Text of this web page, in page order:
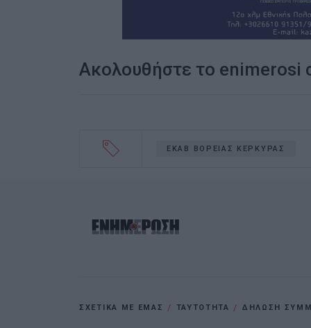
Ακολουθήστε το enimerosi
ΕΚΑΒ ΒΟΡΕΙΑΣ ΚΕΡΚΥΡΑΣ
ΣΧΕΤΙΚΑ ΜΕ ΕΜΑΣ ΤΑΥΤΟΤΗΤΑ ΔΗΛΩΣΗ